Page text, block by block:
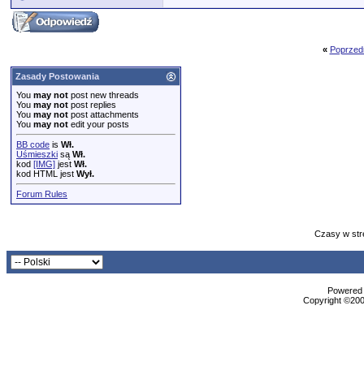
«
Zasady Postowania
You may not post new threads
You may not post replies
You may not post attachments
You may not edit your posts
BB code is Wł.
Uśmieszki są Wł.
kod [IMG] jest Wł.
kod HTML jest Wył.
Forum Rules
Czasy w
Copyright